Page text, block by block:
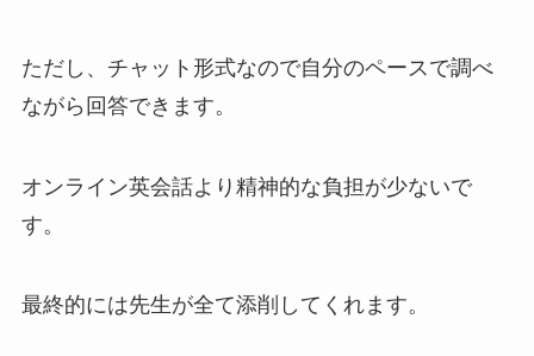
ただし、チャット形式なので自分のペースで調べ
ながら回答できます。
オンライン英会話より精神的な負担が少ないで
す。
最終的には先生が全て添削してくれます。